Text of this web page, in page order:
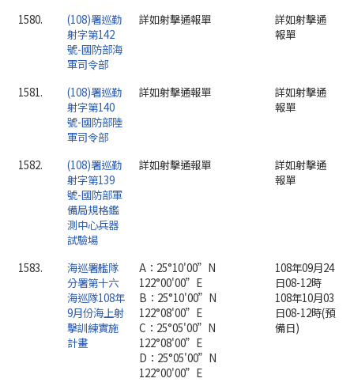
1580.
(108)署巡勤
射字第142
號-國防部海
軍司令部
詳如射擊通報單
詳如射擊通
報單
1581.
(108)署巡勤
射字第140
號-國防部陸
軍司令部
詳如射擊通報單
詳如射擊通
報單
1582.
(108)署巡勤
射字第139
號-國防部軍
備局規格鑑
測中心兵器
試驗場
詳如射擊通報單
詳如射擊通
報單
1583.
海巡署艦隊
分署第十六
海巡隊108年
9月份海上射
擊訓練實施
計畫
A：25°10'00”N
122°00'00”E
B：25°10'00”N
122°08'00”E
C：25°05'00”N
122°08'00”E
D：25°05'00”N
122°00'00”E
108年09月24
日08-12時
108年10月03
日08-12時(預
備日)